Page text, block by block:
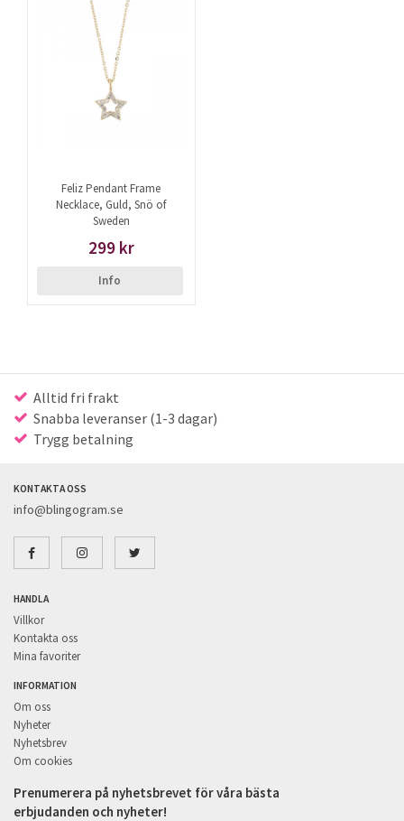
Feliz Pendant Frame
Necklace, Guld, Snö of
Sweden
299 kr
Info
Alltid fri frakt
Snabba leveranser (1-3 dagar)
Trygg betalning
KONTAKTA OSS
info@blingogram.se
HANDLA
Villkor
Kontakta oss
Mina favoriter
INFORMATION
Om oss
Nyheter
Nyhetsbrev
Om cookies
Prenumerera på nyhetsbrevet för våra bästa
erbjudanden och nyheter!